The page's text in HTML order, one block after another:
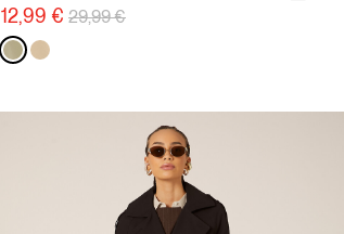
12,99 € Preisreduzierung von
29,99 €